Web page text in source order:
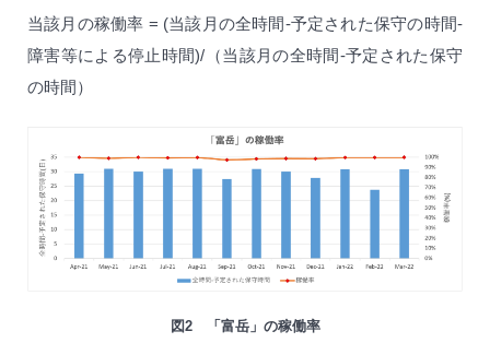
当該月の稼働率 = (当該月の全時間-予定された保守の時間-
障害等による停止時間)/（当該月の全時間-予定された保守
の時間）
図2 「富岳」の稼働率